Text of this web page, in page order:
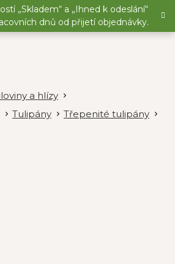
„Skladem“ a „Ihned k odeslání“
dnů od přijetí objednávky.
a hlízy
Tulipány
Třepenité tulipány